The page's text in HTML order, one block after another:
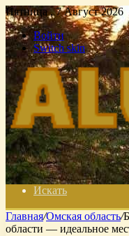
Пятница , 7 Август 2026
Войти
Switch skin
Искать
Главная/Омская область/
области — идеальное